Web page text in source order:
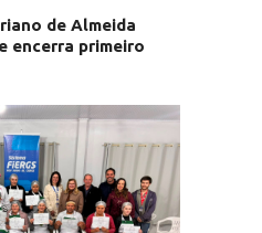
de Almeida
encerra primeiro